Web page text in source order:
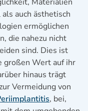
auch ästhetisch
ermöglichen
die nahezu nicht
sind. Dies ist
großen Wert auf ihr
hinaus trägt
Vermeidung von
, bei,